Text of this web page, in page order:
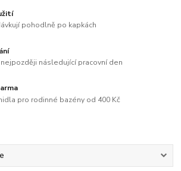
pohodlně po kapkách
následující pracovní den
pro rodinné bazény od 400 Kč